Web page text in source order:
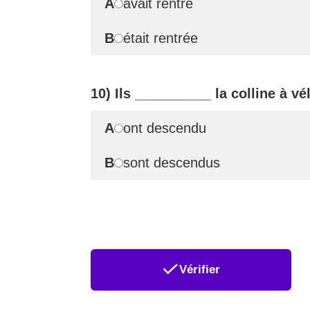
A avait rentré
B était rentrée
10) Ils la colline à
A ont descendu
B sont descendus
Vérifier